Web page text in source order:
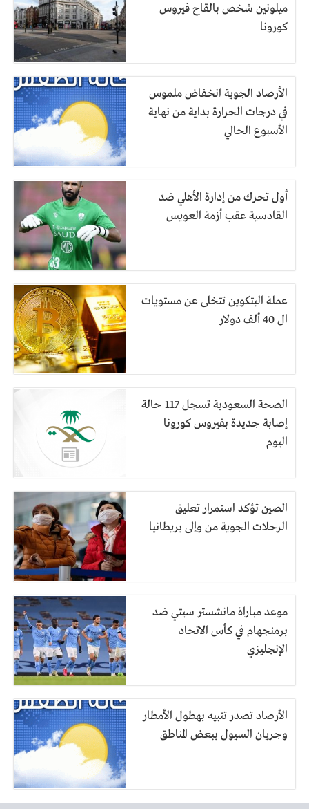
ميلونين شخص بالقاح فيروس
كورونا
الأرصاد الجوية انخفاض ملموس
في درجات الحرارة بداية من نهاية
الأسبوع الحالي
أول تحرك من إدارة الأهلي ضد
القادسية عقب أزمة العويس
عملة البتكوين تتخلى عن مستويات
ال 40 ألف دولار
الصحة السعودية تسجل 117 حالة
إصابة جديدة بفيروس كورونا
اليوم
الصين تؤكد استمرار تعليق
الرحلات الجوية من وإلى بريطانيا
موعد مباراة مانشستر سيتي ضد
برمنجهام في كأس الاتحاد
الإنجليزي
الأرصاد تصدر تنبيه بهطول الأمطار
وجريان السيول ببعض المناطق